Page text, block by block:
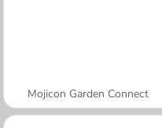
Mojicon Garden Connect